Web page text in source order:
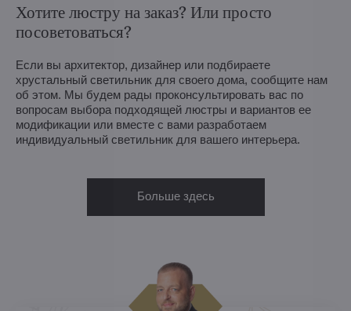
Хотите люстру на заказ? Или просто
посоветоваться?
Если вы архитектор, дизайнер или подбираете
хрустальный светильник для своего дома, сообщите нам
об этом. Мы будем рады проконсультировать вас по
вопросам выбора подходящей люстры и вариантов ее
модификации или вместе с вами разработаем
индивидуальный светильник для вашего интерьера.
Больше здесь